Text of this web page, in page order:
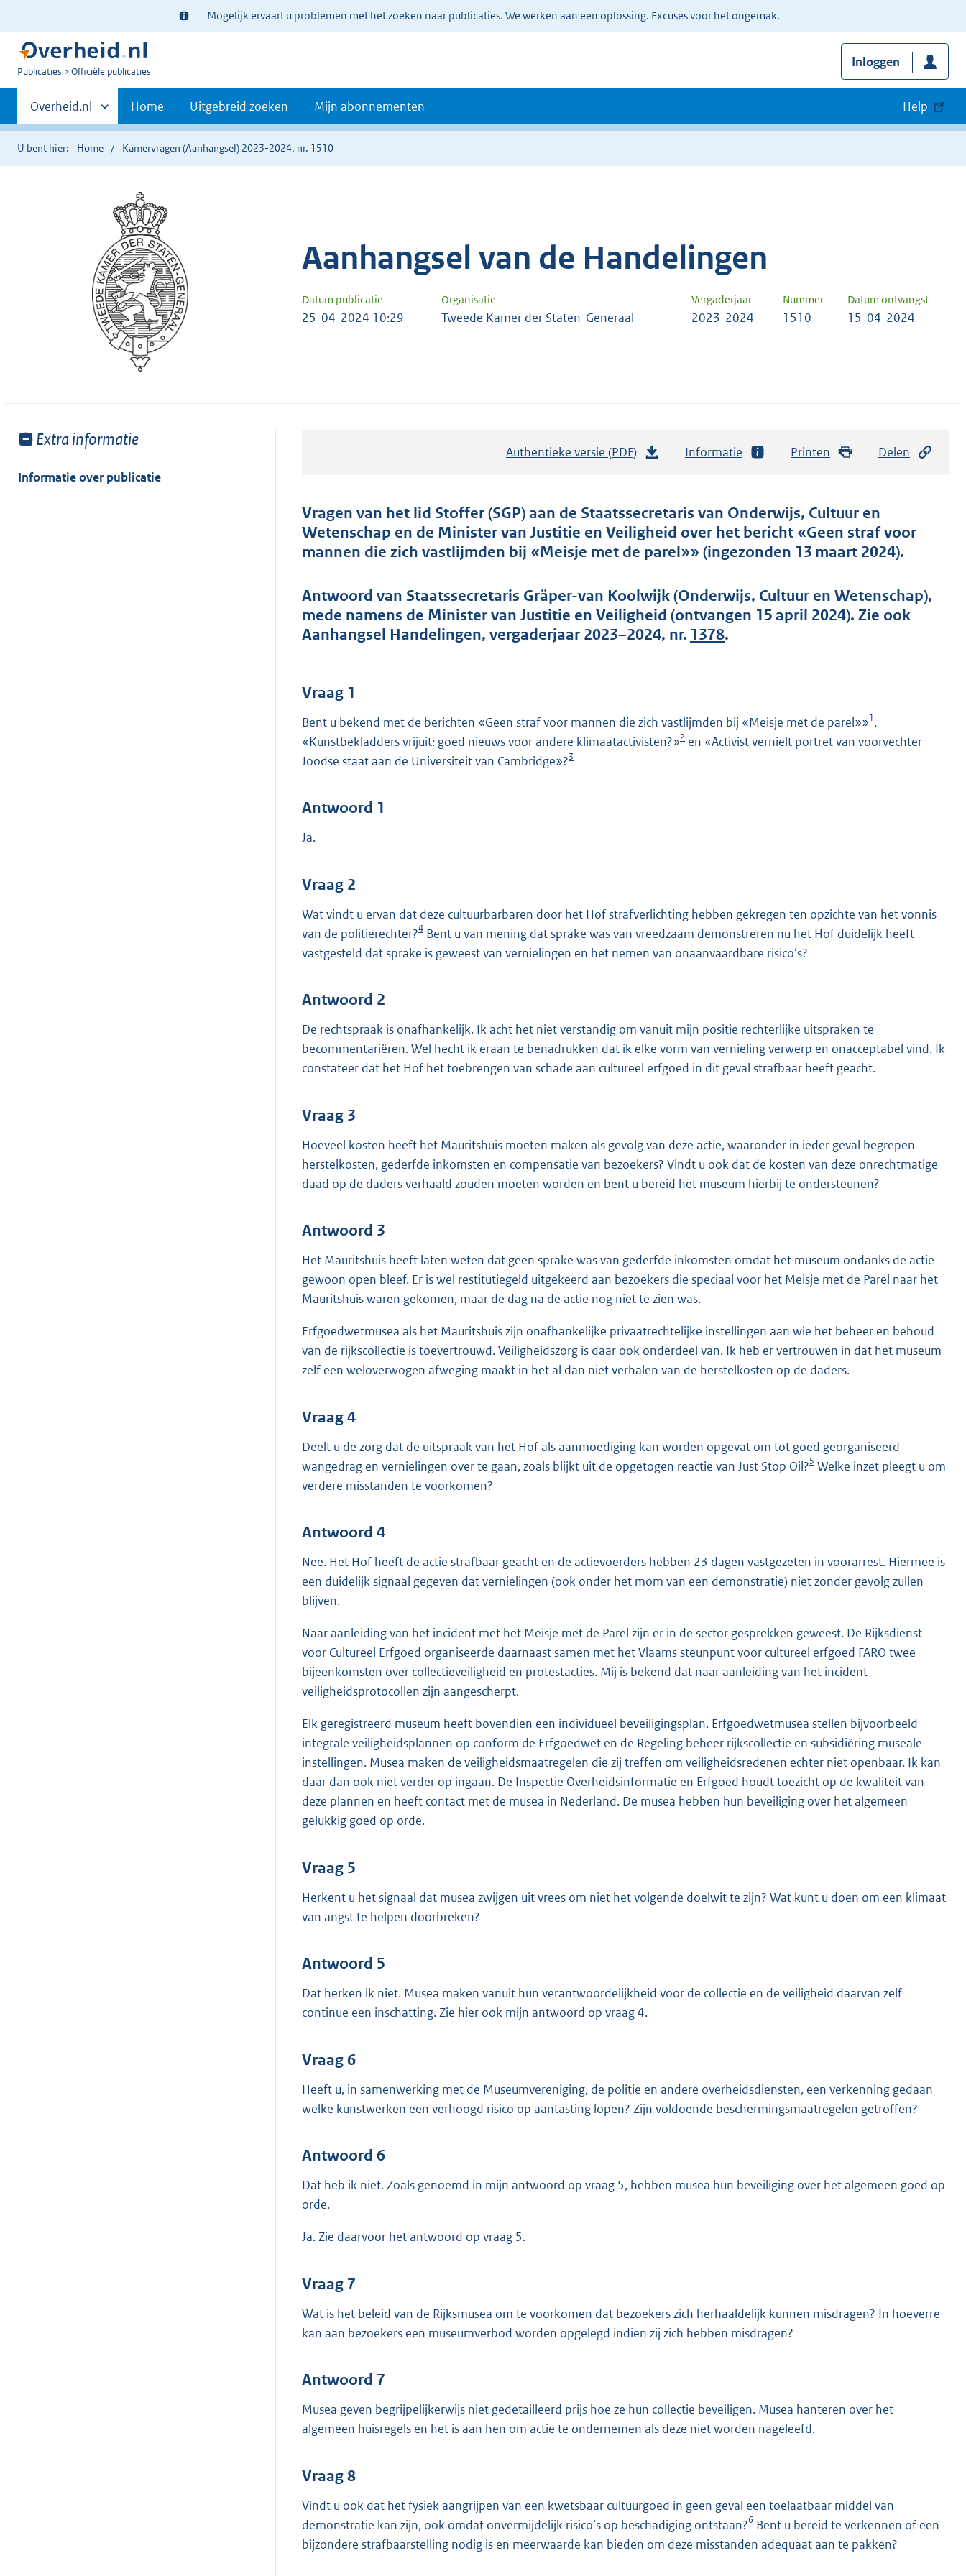
Ter
informatie:
Mogelijk ervaart u problemen met het zoeken naar publicaties. We werken aan een oplossing. Excuses voor het ongemak.
U
Publicaties Officiële publicaties
Inloggen
Primaire
navigatie
Andere
sites
binnen
Overheid.nl Home Uitgebreid zoeken Mijn abonnementen Help
U bent hier: Home Kamervragen (Aanhangsel) 2023-2024, nr. 1510
Aanhangsel van de Handelingen
Datum publicatie Organisatie Vergaderjaar Nummer Datum ontvangst
25-04-2024 10:29 Tweede Kamer der Staten-Generaal 2023-2024 1510 15-04-2024
Toon
van:
Extra informatie
Informatie over publicatie
Authentieke versie (PDF)
t
a
n
s
g
r
e
:
Informatie Printen Delen
Vragen van het lid Stoffer (SGP) aan de Staatssecretaris van Onderwijs, Cultuur en
Wetenschap en de Minister van Justitie en Veiligheid over het bericht «Geen straf voor
mannen die zich vastlijmden bij «Meisje met de parel»» (ingezonden 13 maart 2024).
Antwoord van Staatssecretaris Gräper-van Koolwijk (Onderwijs, Cultuur en Wetenschap),
mede namens de Minister van Justitie en Veiligheid (ontvangen 15 april 2024). Zie ook
Aanhangsel Handelingen, vergaderjaar 2023–2024, nr. 1378.
Vraag 1
Bent u bekend met de berichten «Geen straf voor mannen die zich vastlijmden bij «Meisje met de parel»»1,
«Kunstbekladders vrijuit: goed nieuws voor andere klimaatactivisten?»2 en «Activist vernielt portret van voorvechter
Joodse staat aan de Universiteit van Cambridge»?3
Antwoord 1
Ja.
Vraag 2
Wat vindt u ervan dat deze cultuurbarbaren door het Hof strafverlichting hebben gekregen ten opzichte van het vonnis
van de politierechter?4 Bent u van mening dat sprake was van vreedzaam demonstreren nu het Hof duidelijk heeft
vastgesteld dat sprake is geweest van vernielingen en het nemen van onaanvaardbare risico’s?
Antwoord 2
De rechtspraak is onafhankelijk. Ik acht het niet verstandig om vanuit mijn positie rechterlijke uitspraken te
becommentariëren. Wel hecht ik eraan te benadrukken dat ik elke vorm van vernieling verwerp en onacceptabel vind. Ik
constateer dat het Hof het toebrengen van schade aan cultureel erfgoed in dit geval strafbaar heeft geacht.
Vraag 3
Hoeveel kosten heeft het Mauritshuis moeten maken als gevolg van deze actie, waaronder in ieder geval begrepen
herstelkosten, gederfde inkomsten en compensatie van bezoekers? Vindt u ook dat de kosten van deze onrechtmatige
daad op de daders verhaald zouden moeten worden en bent u bereid het museum hierbij te ondersteunen?
Antwoord 3
Het Mauritshuis heeft laten weten dat geen sprake was van gederfde inkomsten omdat het museum ondanks de actie
gewoon open bleef. Er is wel restitutiegeld uitgekeerd aan bezoekers die speciaal voor het Meisje met de Parel naar het
Mauritshuis waren gekomen, maar de dag na de actie nog niet te zien was.
Erfgoedwetmusea als het Mauritshuis zijn onafhankelijke privaatrechtelijke instellingen aan wie het beheer en behoud
van de rijkscollectie is toevertrouwd. Veiligheidszorg is daar ook onderdeel van. Ik heb er vertrouwen in dat het museum
zelf een weloverwogen afweging maakt in het al dan niet verhalen van de herstelkosten op de daders.
Vraag 4
Deelt u de zorg dat de uitspraak van het Hof als aanmoediging kan worden opgevat om tot goed georganiseerd
wangedrag en vernielingen over te gaan, zoals blijkt uit de opgetogen reactie van Just Stop Oil?5 Welke inzet pleegt u om
verdere misstanden te voorkomen?
Antwoord 4
Nee. Het Hof heeft de actie strafbaar geacht en de actievoerders hebben 23 dagen vastgezeten in voorarrest. Hiermee is
een duidelijk signaal gegeven dat vernielingen (ook onder het mom van een demonstratie) niet zonder gevolg zullen
blijven.
Naar aanleiding van het incident met het Meisje met de Parel zijn er in de sector gesprekken geweest. De Rijksdienst
voor Cultureel Erfgoed organiseerde daarnaast samen met het Vlaams steunpunt voor cultureel erfgoed FARO twee
bijeenkomsten over collectieveiligheid en protestacties. Mij is bekend dat naar aanleiding van het incident
veiligheidsprotocollen zijn aangescherpt.
Elk geregistreerd museum heeft bovendien een individueel beveiligingsplan. Erfgoedwetmusea stellen bijvoorbeeld
integrale veiligheidsplannen op conform de Erfgoedwet en de Regeling beheer rijkscollectie en subsidiëring museale
instellingen. Musea maken de veiligheidsmaatregelen die zij treffen om veiligheidsredenen echter niet openbaar. Ik kan
daar dan ook niet verder op ingaan. De Inspectie Overheidsinformatie en Erfgoed houdt toezicht op de kwaliteit van
deze plannen en heeft contact met de musea in Nederland. De musea hebben hun beveiliging over het algemeen
gelukkig goed op orde.
Vraag 5
Herkent u het signaal dat musea zwijgen uit vrees om niet het volgende doelwit te zijn? Wat kunt u doen om een klimaat
van angst te helpen doorbreken?
Antwoord 5
Dat herken ik niet. Musea maken vanuit hun verantwoordelijkheid voor de collectie en de veiligheid daarvan zelf
continue een inschatting. Zie hier ook mijn antwoord op vraag 4.
Vraag 6
Heeft u, in samenwerking met de Museumvereniging, de politie en andere overheidsdiensten, een verkenning gedaan
welke kunstwerken een verhoogd risico op aantasting lopen? Zijn voldoende beschermingsmaatregelen getroffen?
Antwoord 6
Dat heb ik niet. Zoals genoemd in mijn antwoord op vraag 5, hebben musea hun beveiliging over het algemeen goed op
orde.
Ja. Zie daarvoor het antwoord op vraag 5.
Vraag 7
Wat is het beleid van de Rijksmusea om te voorkomen dat bezoekers zich herhaaldelijk kunnen misdragen? In hoeverre
kan aan bezoekers een museumverbod worden opgelegd indien zij zich hebben misdragen?
Antwoord 7
Musea geven begrijpelijkerwijs niet gedetailleerd prijs hoe ze hun collectie beveiligen. Musea hanteren over het
algemeen huisregels en het is aan hen om actie te ondernemen als deze niet worden nageleefd.
Vraag 8
Vindt u ook dat het fysiek aangrijpen van een kwetsbaar cultuurgoed in geen geval een toelaatbaar middel van
demonstratie kan zijn, ook omdat onvermijdelijk risico’s op beschadiging ontstaan?6 Bent u bereid te verkennen of een
bijzondere strafbaarstelling nodig is en meerwaarde kan bieden om deze misstanden adequaat aan te pakken?